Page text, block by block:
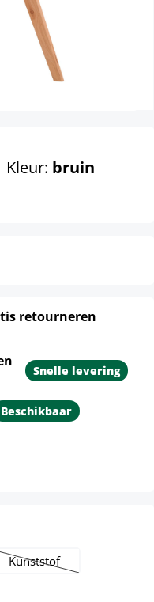
Kleur: bruin
retourneren
Snelle levering
Beschikbaar
Kunststof
(Deze optie is